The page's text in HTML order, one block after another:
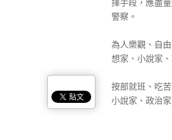
擇手段，應盡
警察。
為人樂觀、自
想家、小說家
按部就班、吃
小說家、政治